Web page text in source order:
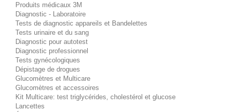
Produits médicaux 3M
Diagnostic - Laboratoire
Tests de diagnostic appareils et Bandelettes
Tests urinaire et du sang
Diagnostic pour autotest
Diagnostic professionnel
Tests gynécologiques
Dépistage de drogues
Glucomètres et Multicare
Glucomètres et accessoires
Kit Multicare: test triglycérides, cholestérol et glucose
Lancettes